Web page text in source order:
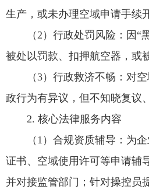
生产，或未办理空域申请手续
（2）行政处罚风险：因“
被处以罚款、扣押航空器，或
（3）行政救济不畅：对
政行为有异议，但不知晓复议
2. 核心法律服务内容
（1）合规资质辅导：为
证书、空域使用许可等申请辅
并对接监管部门；针对操控员